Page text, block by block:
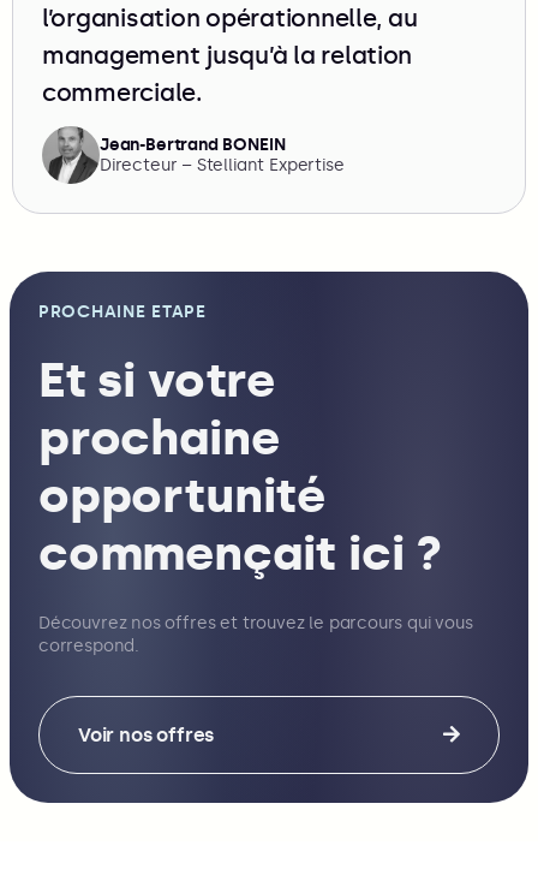
l’organisation opérationnelle, au
management jusqu’à la relation
commerciale.
Jean-Bertrand BONEIN
Directeur – Stelliant Expertise
PROCHAINE ETAPE
Et si votre
prochaine
opportunité
commençait ici ?
Découvrez nos offres et trouvez le parcours qui vous
correspond.
Voir nos offres